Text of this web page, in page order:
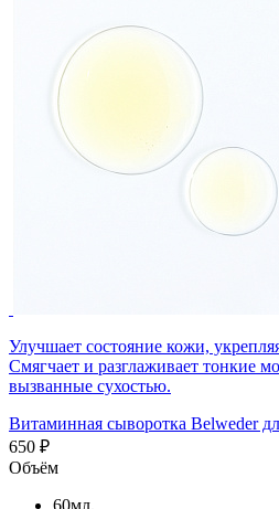
Улучшает состояние кожи,
Смягчает и разглаживает тонкие
вызванные сухостью.
Витаминная сыворотка Belweder
650 ₽
Объём
60мл.